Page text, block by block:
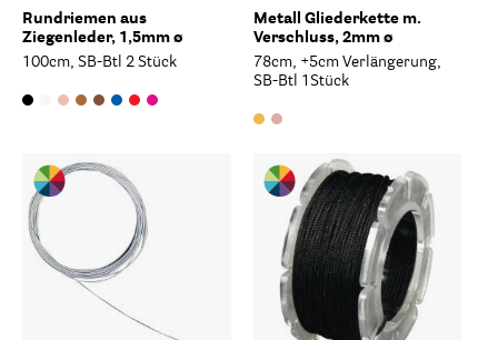
Rundriemen aus
Ziegenleder, 1,5mm ø
100cm, SB-Btl 2 Stück
Metall Gliederkette m.
Verschluss, 2mm ø
78cm, +5cm Verlängerung,
SB-Btl 1Stück